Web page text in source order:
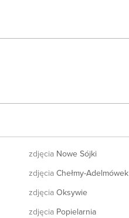
zdjęciaNowe Sójki
zdjęciaChełmy-Adelmówek
zdjęciaOksywie
zdjęciaPopielarnia